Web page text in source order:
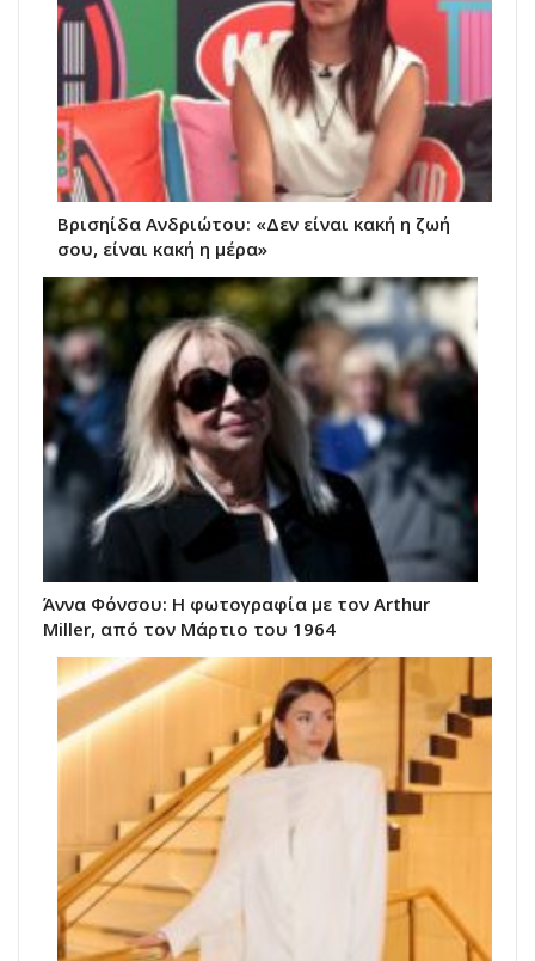
Βρισηίδα Ανδριώτου: «Δεν είναι κακή η ζωή
σου, είναι κακή η μέρα»
Άννα Φόνσου: Η φωτογραφία με τον Arthur
Miller, από τον Μάρτιο του 1964